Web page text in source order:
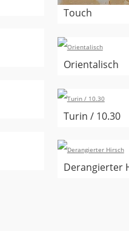
Touch
Orientalisch
Turin / 10.30
Derangierter